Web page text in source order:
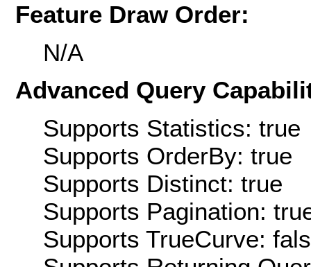
Feature Draw Order:
N/A
Advanced Query
Supports Statistics: true
Supports OrderBy: true
Supports Distinct: true
Supports Pagination:
Supports TrueCurve: